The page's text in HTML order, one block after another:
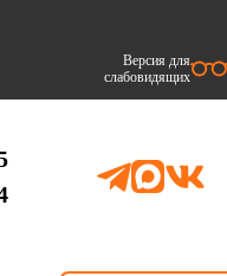
Версия для
слабовидящих